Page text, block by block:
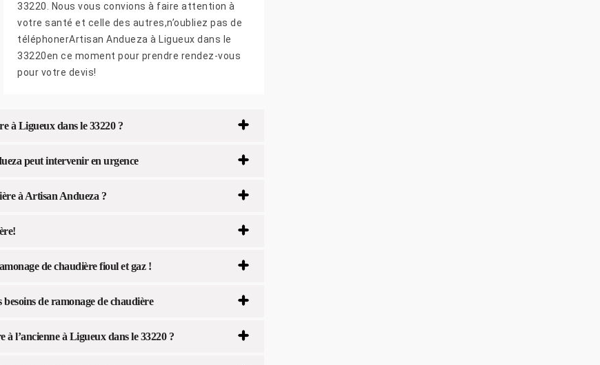
33220. Nous vous convions à faire attention à
votre santé et celle des autres,n’oubliez pas de
téléphonerArtisan Andueza à Ligueux dans le
33220en ce moment pour prendre rendez-vous
pour votre devis!
à Ligueux dans le 33220 ?
peut intervenir en urgence
à Artisan Andueza ?
de chaudière fioul et gaz !
de ramonage de chaudière
l’ancienne à Ligueux dans le 33220 ?